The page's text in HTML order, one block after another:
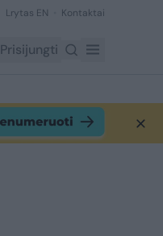
Lrytas EN Kontaktai
Prisijungti